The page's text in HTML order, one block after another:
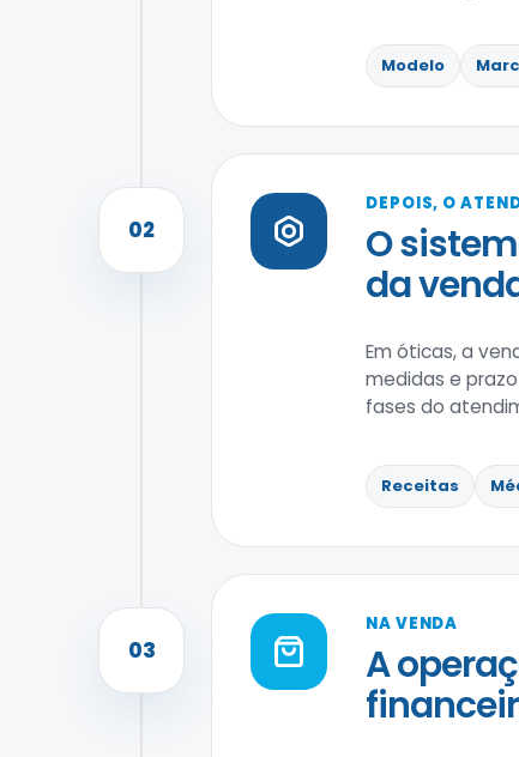
Modelo
02
DEPOIS, O
O
da
Em óticas, a
medidas e
fases do
Receitas
03
NA VENDA
A